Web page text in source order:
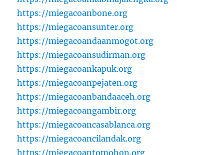
https://miegacoanbone.org
https://miegacoansunter.org
https://miegacoandaanmogot.org
https://miegacoansudirman.org
https://miegacoankapuk.org
https://miegacoanpejaten.org
https://miegacoanbandaaceh.org
https://miegacoangambir.org
https://miegacoancasablanca.org
https://miegacoancilandak.org
https://miegacoantomohon.org